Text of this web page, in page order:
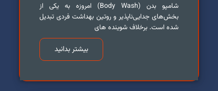
شامپو بدن (Body Wash) امروزه به یکی از
بخش‌های جدایی‌ناپذیر و روتین بهداشت فردی تبدیل
شده است. برخلاف شوینده های
بیشتر بدانید